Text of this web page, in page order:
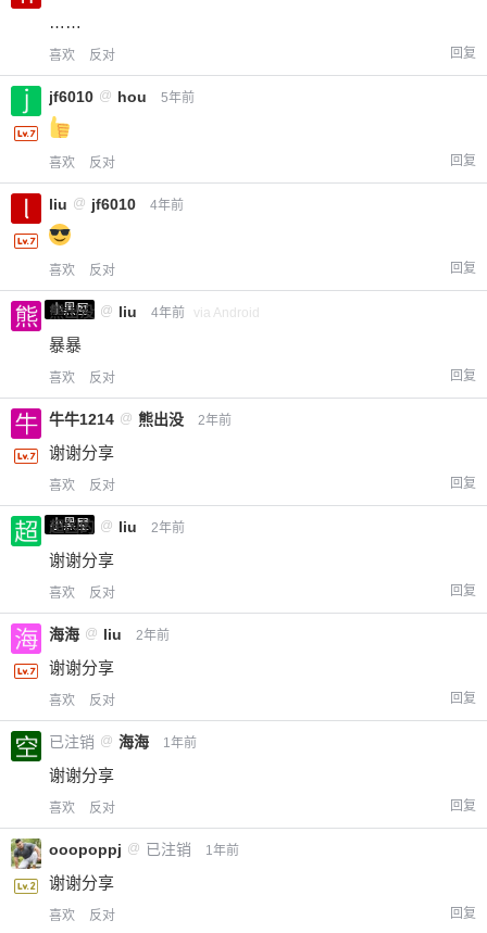
……
喜欢 反对 回复
jf6010 @ hou 5年前
喜欢 反对 回复
liu @ jf6010 4年前
喜欢 反对 回复
小黑屋
熊出没 @ liu 4年前 via Android
暴暴
喜欢 反对 回复
牛牛1214 @ 熊出没 2年前
谢谢分享
喜欢 反对 回复
小黑屋
超凶的 @ liu 2年前
谢谢分享
喜欢 反对 回复
海海 @ liu 2年前
谢谢分享
喜欢 反对 回复
已注销 @ 海海 1年前
谢谢分享
喜欢 反对 回复
ooopoppj @ 已注销 1年前
谢谢分享
喜欢 反对 回复